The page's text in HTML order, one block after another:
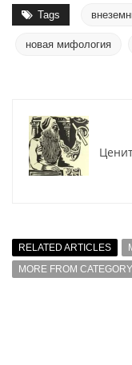
Tags
новая мифология
RELATED ARTICLES
MORE FROM CATEGORY